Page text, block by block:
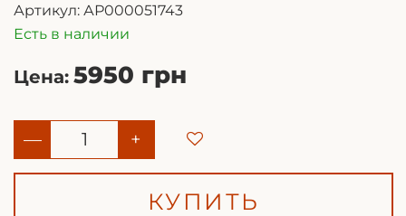
Артикул: АР000051743
Есть в наличии
Цена: 5950 грн
— +
КУПИТЬ